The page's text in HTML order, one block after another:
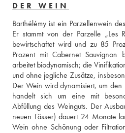
DER WEIN
Barthélémy ist ein Parzellenwein
Er stammt von der Parzelle „Les
bewirtschaftet wird und zu 85
Prozent mit Cabernet Sauvignon
arbeitet biodynamisch; die
und ohne jegliche Zusätze,
Der Wein wird dynamisiert, um den
handelt sich um eine mit
Abfüllung des Weinguts. Der
neuen Fässer) dauert 24 Monate
Wein ohne Schönung oder